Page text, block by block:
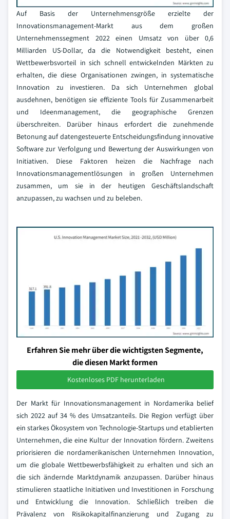
Auf Basis der Unternehmensgröße erzielte der
Innovationsmanagement-Markt aus dem großen
Unternehmenssegment 2022 einen Umsatz von über 0,6
Milliarden US-Dollar, da die Notwendigkeit besteht, einen
Wettbewerbsvorteil in sich schnell entwickelnden Märkten zu
erhalten, die diese Organisationen zwingen, in systematische
Innovation zu investieren. Da sich Unternehmen global
ausdehnen, benötigen sie effiziente Tools für Zusammenarbeit
und Ideenmanagement, die geographische Grenzen
überschreiten. Darüber hinaus erfordert die zunehmende
Betonung auf datengesteuerte Entscheidungsfindung innovative
Software zur Verfolgung und Bewertung der Auswirkungen von
Initiativen. Diese Faktoren heizen die Nachfrage nach
Innovationsmanagementlösungen in großen Unternehmen
zusammen, um sie in der heutigen Geschäftslandschaft
anzupassen, zu wachsen und zu beleben.
Erfahren Sie mehr über die wichtigsten Segmente,
die diesen Markt formen
Kostenloses PDF herunterladen
Der Markt für Innovationsmanagement in Nordamerika belief
sich 2022 auf 34 % des Umsatzanteils. Die Region verfügt über
ein starkes Ökosystem von Technologie-Startups und etablierten
Unternehmen, die eine Kultur der Innovation fördern. Zweitens
priorisieren die nordamerikanischen Unternehmen Innovation,
um die globale Wettbewerbsfähigkeit zu erhalten und sich an
die sich ändernde Marktdynamik anzupassen. Darüber hinaus
stimulieren staatliche Initiativen und Investitionen in Forschung
und Entwicklung die Innovation. Schließlich treiben die
Prävalenz von Risikokapitalfinanzierung und Zugang zu